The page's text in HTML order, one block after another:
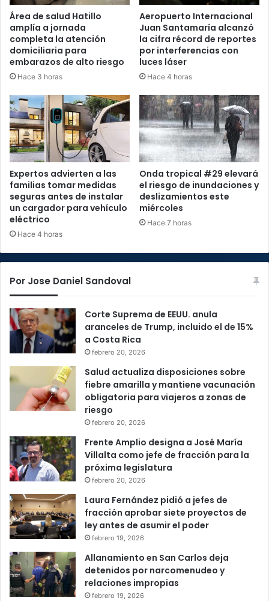
Área de salud Hatillo
amplía a jornada
completa la atención
domiciliaria para
embarazos de alto riesgo
Hace 3 horas
Aeropuerto Internacional
Juan Santamaría alcanzó
la cifra récord de reportes
por interferencias con
luces láser
Hace 4 horas
Expertos advierten a las
familias tomar medidas
seguras antes de instalar
un cargador para vehículo
eléctrico
Hace 4 horas
Onda tropical #29 elevará
el riesgo de inundaciones y
deslizamientos este
miércoles
Hace 7 horas
Por Jose Daniel Sandoval
Corte Suprema de EEUU. anula
aranceles de Trump, incluido el de 15%
a Costa Rica
febrero 20, 2026
Salud actualiza disposiciones sobre
fiebre amarilla y mantiene vacunación
obligatoria para viajeros a zonas de
riesgo
febrero 20, 2026
Frente Amplio designa a José María
Villalta como jefe de fracción para la
próxima legislatura
febrero 20, 2026
Laura Fernández pidió a jefes de
fracción aprobar siete proyectos de
ley antes de asumir el poder
febrero 19, 2026
Allanamiento en San Carlos deja
detenidos por narcomenudeo y
relaciones impropias
febrero 19, 2026